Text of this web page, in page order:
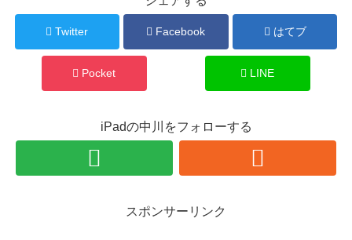
Twitter Facebook はてブ
Pocket LINE
iPadの中川をフォローする
スポンサーリンク